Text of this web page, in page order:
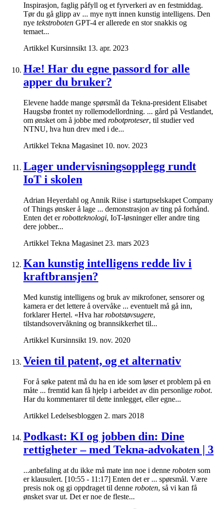
Inspirasjon, faglig påfyll og et fyrverkeri av en festmiddag.
Tør du gå glipp av ... mye nytt innen kunstig intelligens. Den
nye tekstroboten GPT-4 er allerede en stor snakkis og
temaet...
Artikkel Kursinnsikt 13. apr. 2023
Hæ! Har du egne passord for alle
apper du bruker?
Elevene hadde mange spørsmål da Tekna-president Elisabet
Haugsbø frontet ny rollemodellordning. ... gård på Vestlandet,
om ønsket om å jobbe med robotproteser, til studier ved
NTNU, hva hun drev med i de...
Artikkel Tekna Magasinet 10. nov. 2023
Lager undervisningsopplegg rundt
IoT i skolen
Adrian Heyerdahl og Annik Riise i startupselskapet Company
of Things ønsker å lage ... demonstrasjon av ting på forhånd.
Enten det errobotteknologi, IoT-løsninger eller andre ting
dere jobber...
Artikkel Tekna Magasinet 23. mars 2023
Kan kunstig intelligens redde liv i
kraftbransjen?
Med kunstig intelligens og bruk av mikrofoner, sensorer og
kamera er det lettere å overvåke ... eventuelt må gå inn,
forklarer Hertel. «Hva harrobotstøvsugere,
tilstandsovervåkning og brannsikkerhet til...
Artikkel Kursinnsikt 19. nov. 2020
Veien til patent, og et alternativ
For å søke patent må du ha en ide som løser et problem på en
måte ... fremtid kan få hjelp i arbeidet av din personlige robot.
Har du kommentarer til dette innlegget, eller egne...
Artikkel Ledelsesbloggen 2. mars 2018
Podkast: KI og jobben din: Dine
rettigheter – med Tekna-advokaten | 3
...anbefaling at du ikke må mate inn noe i denne roboten som
er klausulert. [10:55 - 11:17] Enten det er ... spørsmål. Være
presis nok og gi oppdraget til denne roboten, så vi kan få
ønsket svar ut. Det er noe de fleste...